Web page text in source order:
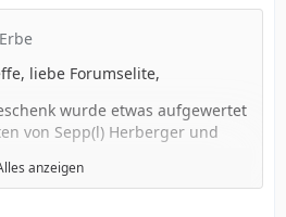
liebe Forumselite,
wurde etwas aufgewertet
von Sepp(l) Herberger und
anzeigen